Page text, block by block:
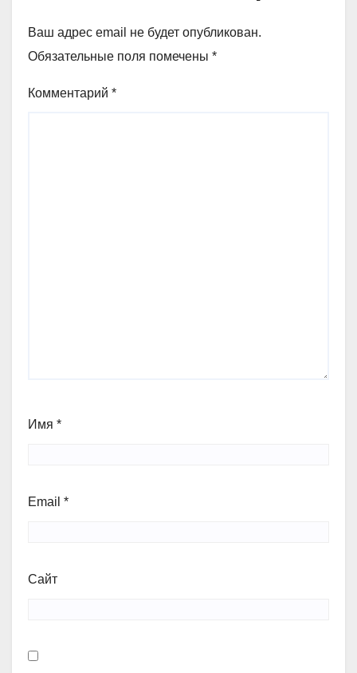
Ваш адрес email не будет опубликован.
Обязательные поля помечены *
Комментарий *
Имя *
Email *
Сайт